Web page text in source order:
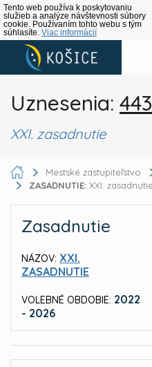
Tento web používa k poskytovaniu
služieb a analýze návštevnosti súbory
cookie. Používaním tohto webu s tým
súhlasíte. Viac informácií
Uznesenia:
XXI. zasadnutie
Mestské zastupiteľstvo
ZASADNUTIE: XXI. zasadnutie
Zasadnutie
NÁZOV: XXI.
ZASADNUTIE
VOLEBNÉ OBDOBIE: 2022
- 2026